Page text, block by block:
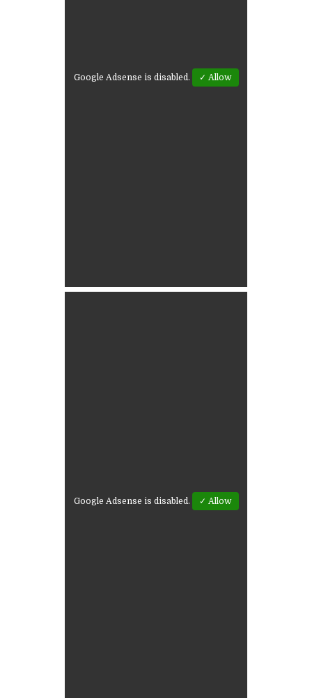
Google Adsense is disabled. ✓ Allow
Google Adsense is disabled. ✓ Allow